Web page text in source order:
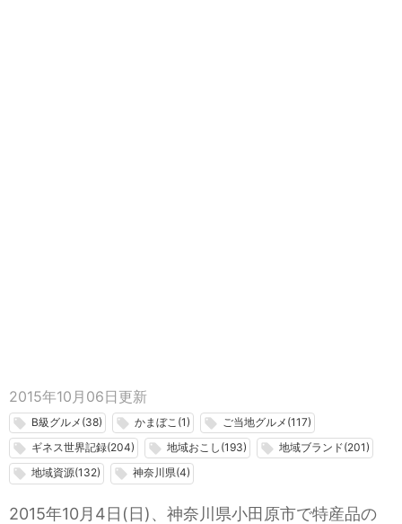
2015年10月06日 更新
local_offer B級グルメ(38) local_offer かまぼこ(1) local_offer ご当地グルメ(117)
local_offer ギネス世界記録(204) local_offer 地域おこし(193) local_offer 地域ブランド(201)
local_offer 地域資源(132) local_offer 神奈川県(4)
2015年10月4日(日)、神奈川県小田原市で特産品の